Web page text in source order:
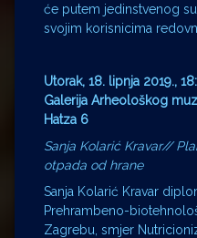
će putem jedinstvenog
svojim korisnicima
Utorak, 18. lipnja 2019.,
Galerija Arheološkog
Hatza 6
Sanja Kolarić Kravar//
otpada od hrane
Sanja Kolarić Kravar
Prehrambeno-
Zagrebu, smjer